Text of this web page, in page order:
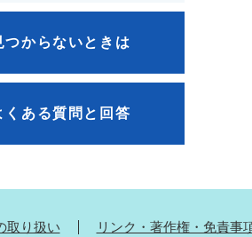
つからないときは
くある質問と回答
取り扱い リンク・著作権・免責事